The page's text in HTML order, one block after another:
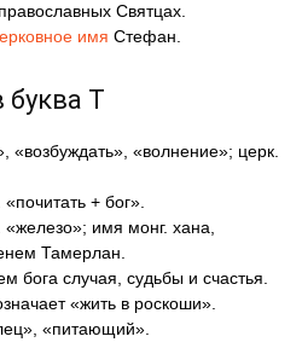
Святцах.
имя Стефан.
Т
«возбуждать», «волнение»; церк.
+ бог».
имя монг. хана,
Тамерлан.
бога случая, судьбы и счастья.
«жить в роскоши».
«питающий».